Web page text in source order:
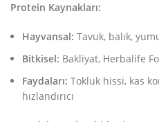
Protein Kaynakları:
Hayvansal: Tavuk, balık,
Bitkisel: Bakliyat, Herbalife
Faydaları: Tokluk hissi, kas
hızlandırıcı